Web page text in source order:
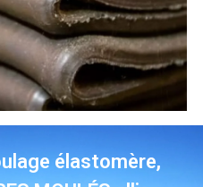
élastomère,